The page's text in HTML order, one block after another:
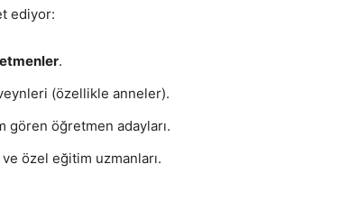
ediyor:
.
(özellikle anneler).
gören öğretmen adayları.
özel eğitim uzmanları.